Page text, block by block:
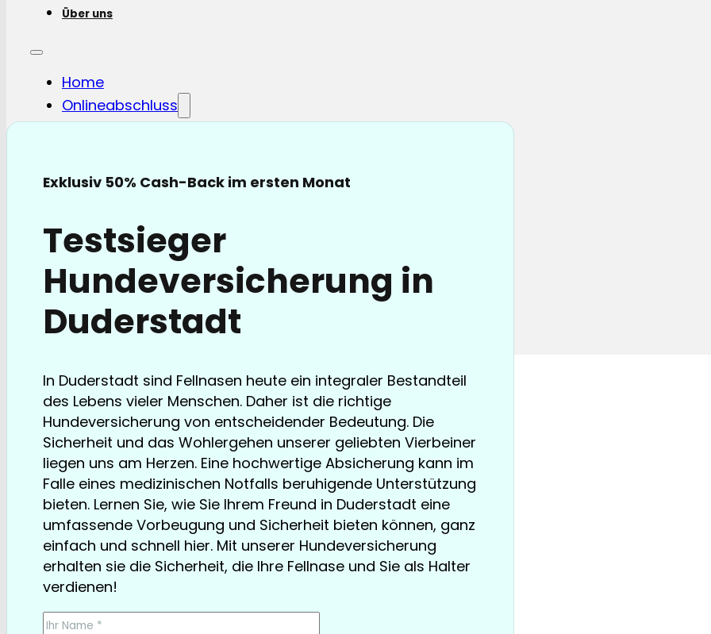
Über uns
Home
Onlineabschluss
Hunde-OP
Katzen-KV
Pferde Haftplicht
Blog
FAQ
Partnerschaften
Über uns
Exklusiv 50% Cash-Back im ersten Monat
Testsieger
Hundeversicherung in
Duderstadt
In Duderstadt sind Fellnasen heute ein integraler Bestandteil
des Lebens vieler Menschen. Daher ist die richtige
Hundeversicherung von entscheidender Bedeutung. Die
Sicherheit und das Wohlergehen unserer geliebten Vierbeiner
liegen uns am Herzen. Eine hochwertige Absicherung kann im
Falle eines medizinischen Notfalls beruhigende Unterstützung
bieten. Lernen Sie, wie Sie Ihrem Freund in Duderstadt eine
umfassende Vorbeugung und Sicherheit bieten können, ganz
einfach und schnell hier. Mit unserer Hundeversicherung
erhalten sie die Sicherheit, die Ihre Fellnase und Sie als Halter
verdienen!